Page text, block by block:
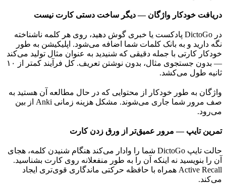
دریافت خودکار واژگان — دیگر ساخت دستی کارت نیست
در DictoGo پادکست یا خبری گوش دهید، روی هر کلمه ناشناخته
نگه دارید و به بانک کلمات شما اضافه می‌شود. اپلیکیشن به طور
خودکار کارتی با جمله دقیقی که شنیدید به عنوان مثال تولید می‌کند
— بدون جستجوی مثال، بدون نوشتن تعریف. کل فرآیند کمتر از ۱۰
ثانیه طول می‌کشد.
واژگان به طور خودکار از محتوایی که در حال مطالعه آن هستید به
صف مرور شما جاری می‌شوند. مشکل هزینه زمانی Anki از بین
می‌رود.
تمرین تایپ — مرور عمیق‌تر از ورق زدن کارت
حالت تایپ DictoGo شما را وادار می‌کند هنگام شنیدن کلمه، هجای
آن را بنویسید نه اینکه آن را به طور منفعلانه روی کارت بشناسید.
Active Recall همراه با حافظه حرکتی ماندگاری قوی‌تری ایجاد
می‌کند.